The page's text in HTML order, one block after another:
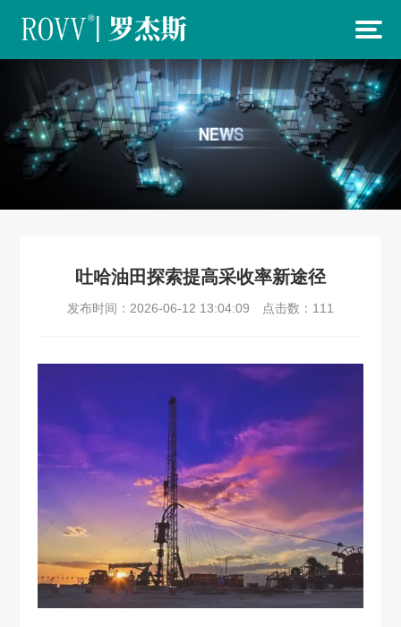
吐哈油田探索提高采收率新途径
发布时间：2026-06-12 13:04:09 点击数： 111